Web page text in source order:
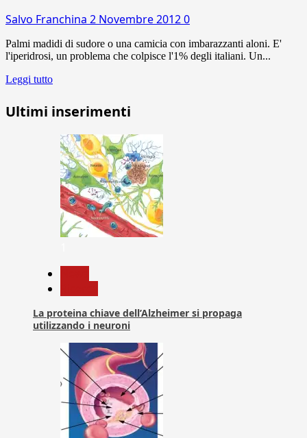
Salvo Franchina 2 Novembre 20120
Palmi madidi di sudore o una camicia con imbarazzanti aloni. E'
l'iperidrosi, un problema che colpisce l'1% degli italiani. Un...
Leggi tutto
Ultimi inserimenti
La proteina chiave dell’Alzheimer si propaga
utilizzando i neuroni